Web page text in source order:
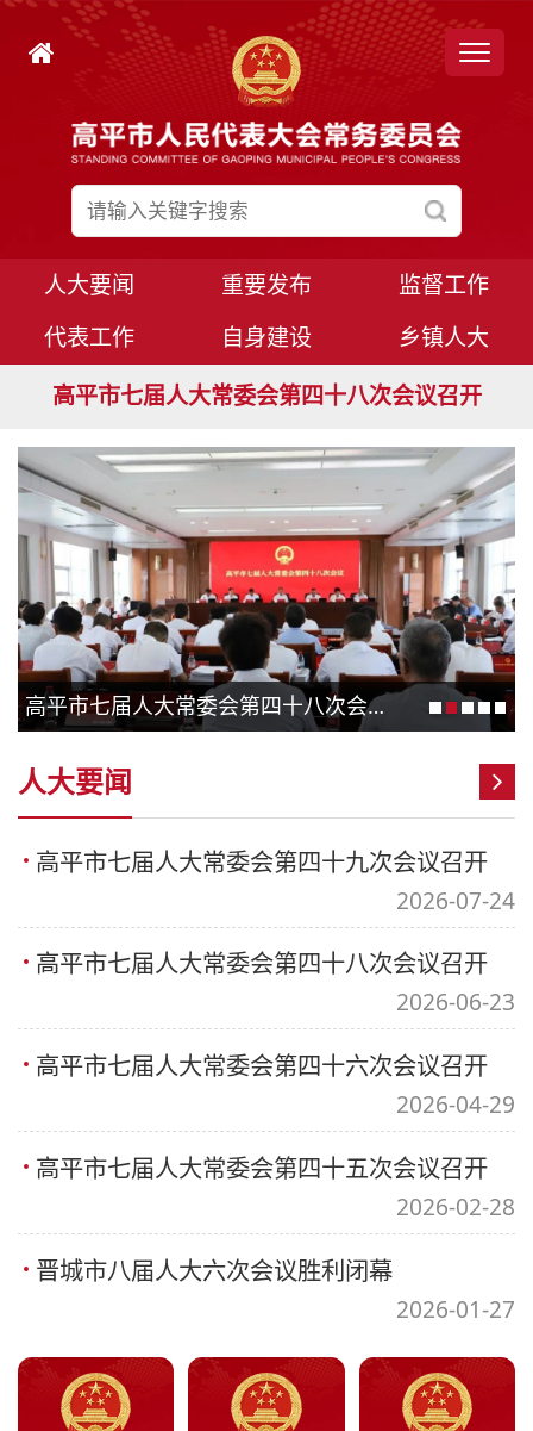
人大要闻 重要发布
监督工作
代表工作
自身建设
乡镇人大
高平市七届人大八次会议胜利闭幕
高平市七届人大常委会第四十九次会议召开
高平市七届人大常委会第四十八次会议召开
高平市七届人大常委会第四十八次会议召开
人大要闻
高平市七届人大常委会第四十九次会议召开
2026-07-24
高平市七届人大常委会第四十八次会议召开
2026-06-23
高平市七届人大常委会第四十六次会议召开
2026-04-29
高平市七届人大常委会第四十五次会议召开
2026-02-28
晋城市八届人大六次会议胜利闭幕
2026-01-27